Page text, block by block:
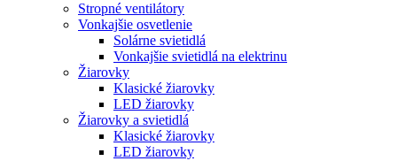
Stropné ventilátory
Vonkajšie osvetlenie
Solárne svietidlá
Vonkajšie svietidlá na elektrinu
Žiarovky
Klasické žiarovky
LED žiarovky
Žiarovky a svietidlá
Klasické žiarovky
LED žiarovky